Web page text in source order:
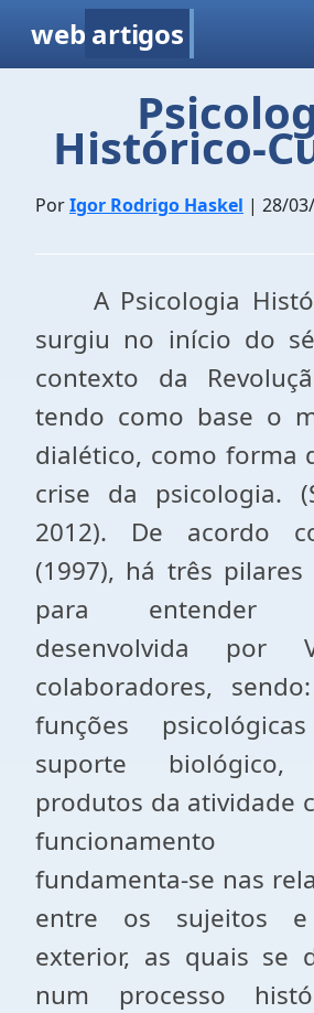
web artigos
Histórico-
PorIgor Rodrigo Haskel | 28/
A Psicologia
surgiu no início do
contexto da
tendo como base o
dialético, como forma
crise da psicologia.
2012). De acordo
(1997), há três
para entender
desenvolvida por
colaboradores,
funções
suporte
produtos da atividade
funcionamento
fundamenta-se nas
entre os sujeitos
exterior, as quais se
num processo